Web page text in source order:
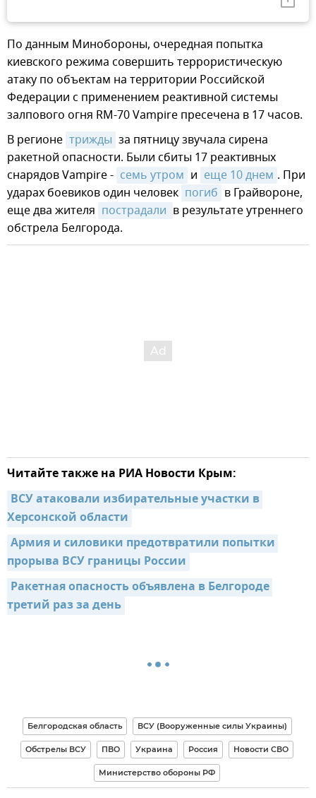
По данным Минобороны, очередная попытка
киевского режима совершить террористическую
атаку по объектам на территории Российской
Федерации с применением реактивной системы
залпового огня RM-70 Vampire пресечена в 17 часов.
В регионе трижды за пятницу звучала сирена
ракетной опасности. Были сбиты 17 реактивных
снарядов Vampire - семь утром и еще 10 днем . При
ударах боевиков один человек погиб в Грайвороне,
еще два жителя пострадали в результате утреннего
обстрела Белгорода.
Читайте также на РИА Новости Крым:
ВСУ атаковали избирательные участки в
Херсонской области
Армия и силовики предотвратили попытки
прорыва ВСУ границы России
Ракетная опасность объявлена в Белгороде
третий раз за день
Белгородская область ВСУ (Вооруженные силы Украины)
Обстрелы ВСУ ПВО Украина Россия Новости СВО
Министерство обороны РФ